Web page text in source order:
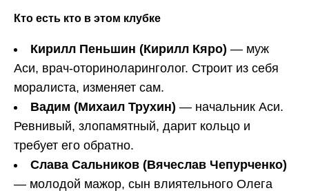
Кто есть кто в этом клубке
Кирилл Пеньшин (Кирилл Кяро) — муж
Аси, врач-оториноларинголог. Строит из себя
моралиста, изменяет сам.
Вадим (Михаил Трухин) — начальник Аси.
Ревнивый, злопамятный, дарит кольцо и
требует его обратно.
Слава Сальников (Вячеслав Чепурченко)
— молодой мажор, сын влиятельного Олега